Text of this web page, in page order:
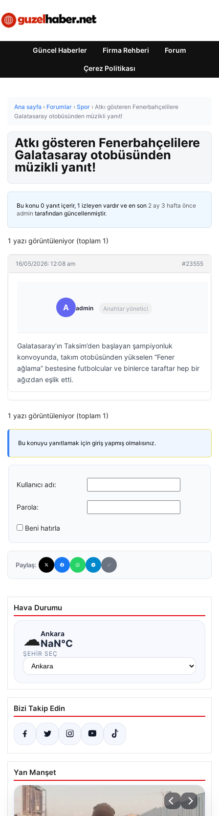
Güncel Haberler Firma Rehberi Forum
Çerez Politikası
Ana sayfa › Forumlar › Spor › Atkı gösteren Fenerbahçelilere
Galatasaray otobüsünden müzikli yanıt!
Atkı gösteren Fenerbahçelilere
Galatasaray otobüsünden
müzikli yanıt!
Bu konu 0 yanıt içerir, 1 izleyen vardır ve en son 2 ay 3 hafta önce
admin tarafından güncellenmiştir.
1 yazı görüntüleniyor (toplam 1)
16/05/2026: 12:08 am #23555
A admin Anahtar yönetici
Galatasaray’ın Taksim’den başlayan şampiyonluk
konvoyunda, takım otobüsünden yükselen “Fener
ağlama” bestesine futbolcular ve binlerce taraftar hep bir
ağızdan eşlik etti.
1 yazı görüntüleniyor (toplam 1)
Bu konuyu yanıtlamak için giriş yapmış olmalısınız.
Kullanıcı adı:
Parola:
Beni hatırla
Paylaş:
Hava Durumu
☁Ankara
NaN°C
ŞEHIR SEÇ
Bizi Takip Edin
Yan Manşet